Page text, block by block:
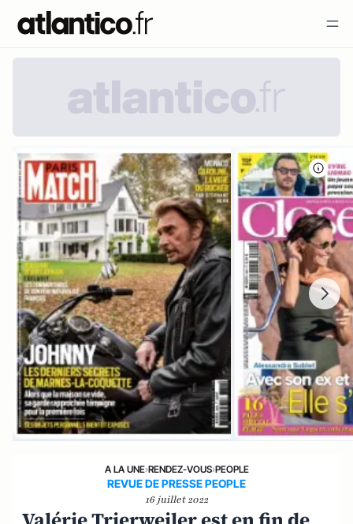
A LA UNE›RENDEZ-VOUS›PEOPLE
REVUE DE PRESSE PEOPLE
16 juillet 2022